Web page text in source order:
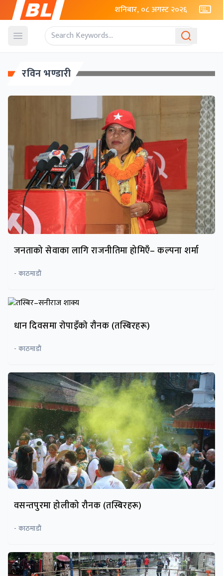
शनिबार, ०८ अगस्ट २०२६
Open menu
रविन भण्डारी
जनताको सेवाका लागि राजनीतिमा होमिएँ– कल्पना शर्मा
- काठमाडाैं
धान दिवसमा राेपाइँकाे राैनक (तस्बिरहरू)
- काठमाडाैं
वसन्तपुरमा होलीको रौनक (तस्बिरहरू)
- काठमाडाैं